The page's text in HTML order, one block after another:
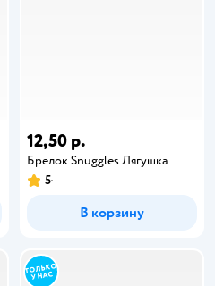
12,50 р.
Брелок Snuggles Лягушка
5
В корзину